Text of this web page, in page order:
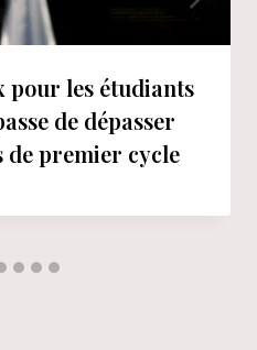
pour les étudiants
de dépasser
de premier cycle